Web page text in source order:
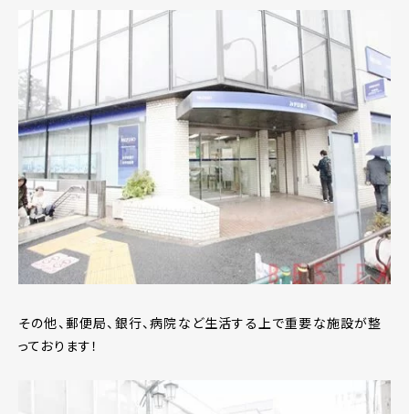
その他、郵便局、銀行、病院など生活する上で重要な施設が整
っております！